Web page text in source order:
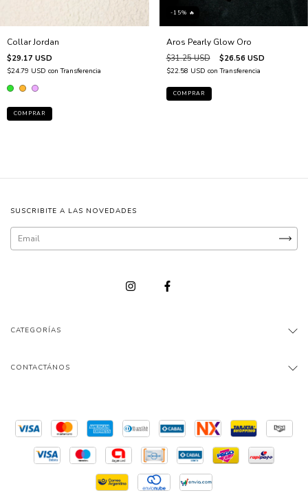
Collar Jordan
$29.17 USD
$24.79 USD con Transferencia
COMPRAR
-15% 🔥
Aros Pearly Glow Oro
$31.25 USD $26.56 USD
$22.58 USD con Transferencia
SUSCRIBITE A LAS NOVEDADES
CATEGORÍAS
CONTACTÁNOS